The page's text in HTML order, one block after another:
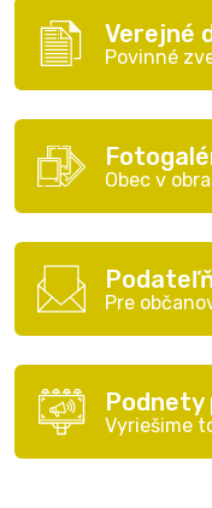
Verejné
Povinné
Obec v
Pre
Vyriešime